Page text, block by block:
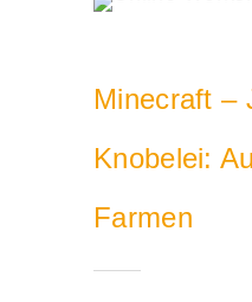
Minecraft –
Knobelei:
Farmen